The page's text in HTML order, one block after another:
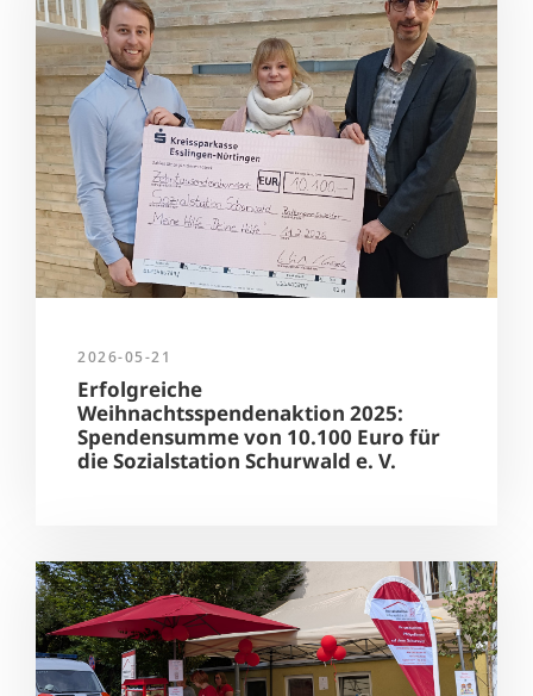
2026-05-21
Erfolgreiche
Weihnachtsspendenaktion 2025:
Spendensumme von 10.100 Euro für
die Sozialstation Schurwald e. V.